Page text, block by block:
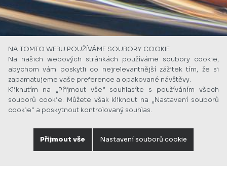
NA TOMTO WEBU POUŽÍVÁME SOUBORY COOKIE
Na našich webových stránkách používáme soubory cookie,
abychom vám poskytli co nejrelevantnější zážitek tím, že si
zapamatujeme vaše preference a opakované návštěvy.
Kliknutím na „Přijmout vše“ souhlasíte s používáním všech
souborů cookie. Můžete však kliknout na „Nastavení souborů
cookie“ a poskytnout kontrolovaný souhlas.
Přijmout vše Nastavení souborů cookie